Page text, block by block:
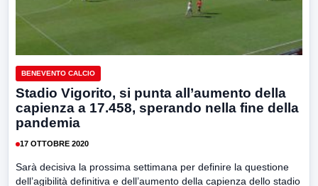
BENEVENTO CALCIO
Stadio Vigorito, si punta all’aumento della
capienza a 17.458, sperando nella fine della
pandemia
17 OTTOBRE 2020
Sarà decisiva la prossima settimana per definire la questione
dell’agibilità definitiva e dell’aumento della capienza dello stadio